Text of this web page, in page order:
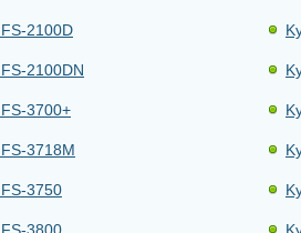
2100D
2100DN
3700+
3718M
3750